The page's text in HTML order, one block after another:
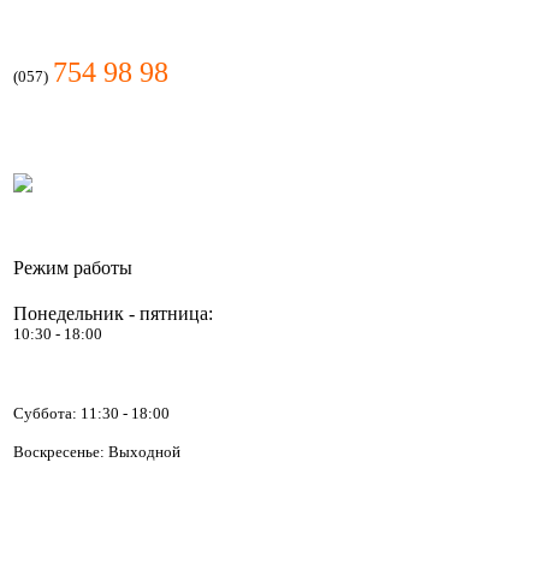
(057) 754 98 98
Режим работы
Понедельник - пятница:
10:30 - 18:00
Суббота: 11:30 - 18:00
Воскресенье: Выходной